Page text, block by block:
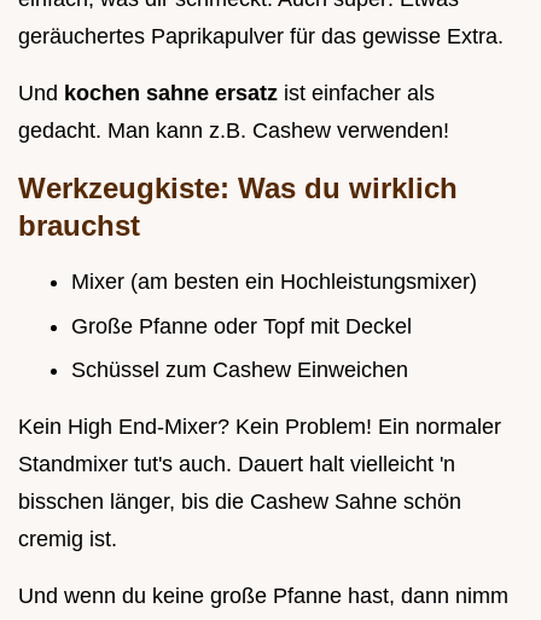
geräuchertes Paprikapulver für das gewisse Extra.
Und kochen sahne ersatz ist einfacher als
gedacht. Man kann z.B. Cashew verwenden!
Werkzeugkiste: Was du wirklich
brauchst
Mixer (am besten ein Hochleistungsmixer)
Große Pfanne oder Topf mit Deckel
Schüssel zum Cashew Einweichen
Kein High End-Mixer? Kein Problem! Ein normaler
Standmixer tut's auch. Dauert halt vielleicht 'n
bisschen länger, bis die Cashew Sahne schön
cremig ist.
Und wenn du keine große Pfanne hast, dann nimm